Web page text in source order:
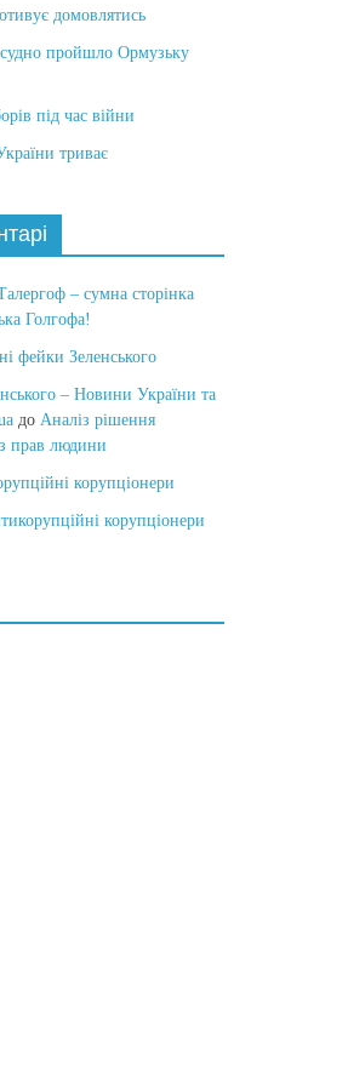
домовлятись
пройшло Ормузьку
під час війни
триває
– сумна сторінка
Голгофа!
фейки Зеленського
– Новини України та
до Аналіз рішення
прав людини
корупціонери
корупціонери